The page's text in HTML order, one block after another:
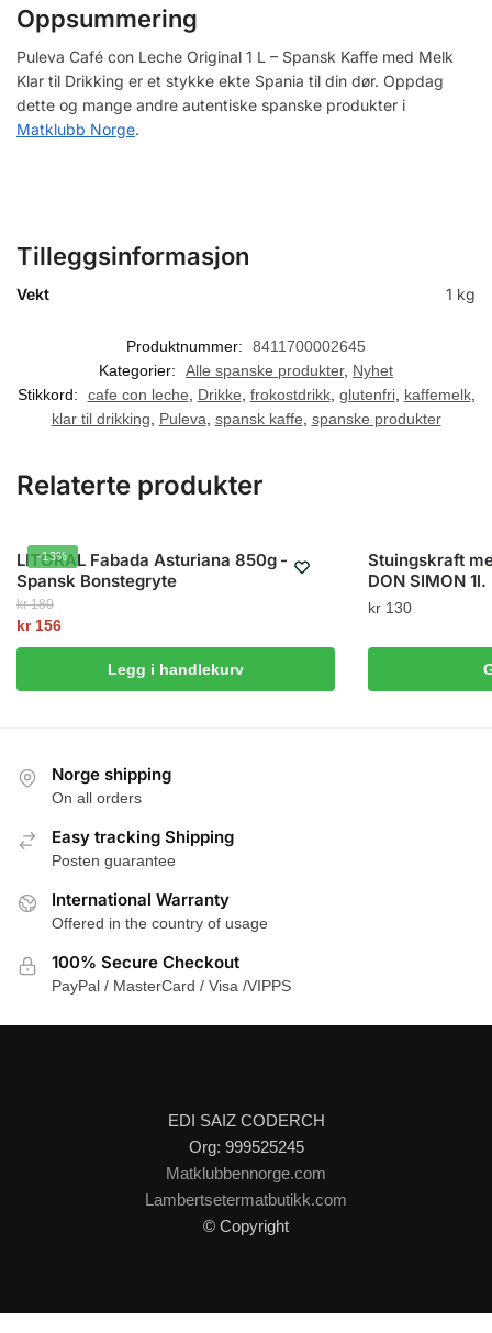
Oppsummering
Puleva Café con Leche Original 1 L – Spansk Kaffe med Melk
Klar til Drikking er et stykke ekte Spania til din dør. Oppdag
dette og mange andre autentiske spanske produkter i
Matklubb Norge.
Tilleggsinformasjon
Vekt 1 kg
Produktnummer:
8411700002645
Kategorier:
Alle spanske produkter, Nyhet
Stikkord:
cafe con leche Drikke frokostdrikk, glutenfri, kaffemelk,
klar til drikking
Puleva spansk kaffe spanske produkter
Relaterte produkter
-13%
LITORAL Fabada Asturiana 850g –
Spansk Bonstegryte
kr180
Opprinnelig
pris
kr156
Nåværende
er:
Legg i handlekurv
Stuingskraft
DON SIMON 1l.
kr 130
Norge shipping
On all orders
Easy tracking Shipping
Posten guarantee
International Warranty
Offered in the country of usage
100% Secure Checkout
PayPal / MasterCard / Visa /VIPPS
EDI SAIZ CODERCH
Org: 999525245
Matklubbennorge.com
Lambertsetermatbutikk.com
© Copyright